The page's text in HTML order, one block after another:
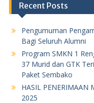
Recent Posts
Pengumuman
Bagi Seluruh Alumni
Program SMKN 1
37 Murid dan GTK
Paket Sembako
HASIL PENERIMAAN
2025